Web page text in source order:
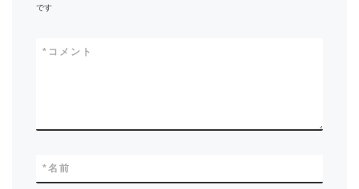
です
コメント
*
名前
*